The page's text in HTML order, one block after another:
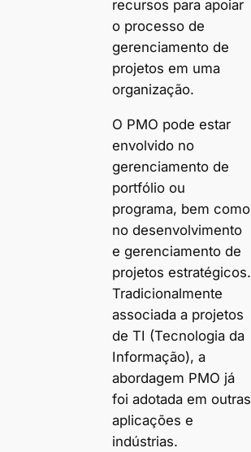
recursos para apoiar
o processo de
gerenciamento de
projetos em uma
organização.
O PMO pode estar
envolvido no
gerenciamento de
portfólio ou
programa, bem como
no desenvolvimento
e gerenciamento de
projetos estratégicos.
Tradicionalmente
associada a projetos
de TI (Tecnologia da
Informação), a
abordagem PMO já
foi adotada em outras
aplicações e
indústrias.